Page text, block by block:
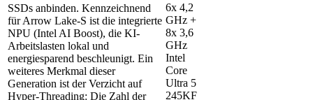
SSDs anbinden. Kennzeichnend
für Arrow Lake-S ist die integrierte
NPU (Intel AI Boost), die KI-
Arbeitslasten lokal und
energiesparend beschleunigt. Ein
weiteres Merkmal dieser
Generation ist der Verzicht auf
Hyper-Threading: Die Zahl der
6x 4,2
GHz +
8x 3,6
GHz
Intel
Core
Ultra 5
245KF